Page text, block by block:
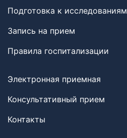
Подготовка к исследованиям
Запись на прием
Правила госпитализации
Электронная приемная
Консультативный прием
Контакты